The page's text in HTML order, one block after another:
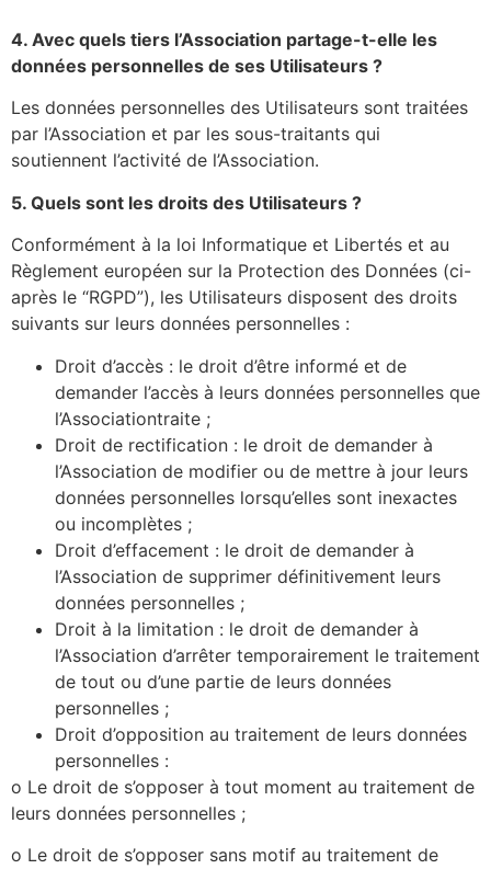
4. Avec quels tiers l’Association partage-t-elle les
données personnelles de ses Utilisateurs ?
Les données personnelles des Utilisateurs sont traitées
par l’Association et par les sous-traitants qui
soutiennent l’activité de l’Association.
5. Quels sont les droits des Utilisateurs ?
Conformément à la loi Informatique et Libertés et au
Règlement européen sur la Protection des Données (ci-
après le “RGPD”), les Utilisateurs disposent des droits
suivants sur leurs données personnelles :
Droit d’accès : le droit d’être informé et de
demander l’accès à leurs données personnelles que
l’Associationtraite ;
Droit de rectification : le droit de demander à
l’Association de modifier ou de mettre à jour leurs
données personnelles lorsqu’elles sont inexactes
ou incomplètes ;
Droit d’effacement : le droit de demander à
l’Association de supprimer définitivement leurs
données personnelles ;
Droit à la limitation : le droit de demander à
l’Association d’arrêter temporairement le traitement
de tout ou d’une partie de leurs données
personnelles ;
Droit d’opposition au traitement de leurs données
personnelles :
o Le droit de s’opposer à tout moment au traitement de
leurs données personnelles ;
o Le droit de s’opposer sans motif au traitement de